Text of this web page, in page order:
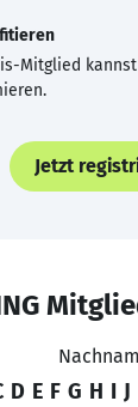
Mitglied kannst
Jetzt
D E F G H I J